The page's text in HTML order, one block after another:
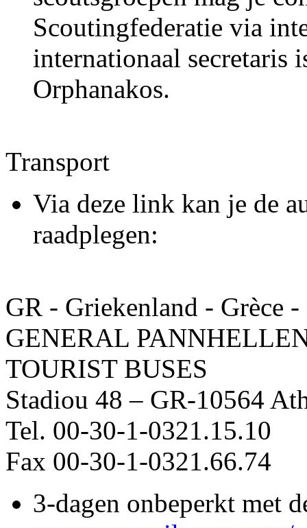
Scoutingfederatie via
internationaal secretaris
Orphanakos.
Transport
Via deze link kan je de
raadplegen:
GR - Griekenland - Grèce
GENERAL
TOURIST BUSES
Stadiou 48 – GR-10564
Tel. 00-30-1-0321.15.10
Fax 00-30-1-0321.66.74
3-dagen onbeperkt met